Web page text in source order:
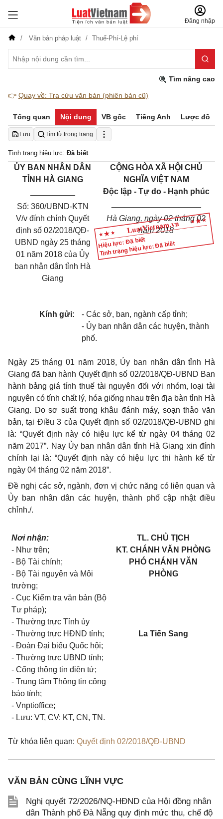
Đăng nhập
Văn bản pháp luật Thuế-Phí-Lệ phí
Tìm nâng cao
👉 Quay về: Tra cứu văn bản (phiên bản cũ)
Tổng quan Nội dung VB gốc Tiếng Anh Lược đồ
Lưu Tìm từ trong trang
Tình trạng hiệu lực: Đã biết
Hiệu lực: Đã biết
Tình trạng hiệu lực: Đã biết
ỦY BAN NHÂN DÂN
TỈNH HÀ GIANG
Số: 360/UBND-KTN
V/v đính chính Quyết
định số 02/2018/QĐ-
UBND ngày 25 tháng
01 năm 2018 của Ủy
ban nhân dân tỉnh Hà
Giang
CỘNG HÒA XÃ HỘI CHỦ
NGHĨA VIỆT NAM
Độc lập - Tự do - Hạnh phúc
Hà Giang, ngày 02 tháng 02
năm 2018
Kính gửi:
- Các sở, ban, ngành cấp tỉnh;
- Ủy ban nhân dân các huyện, thành
phố.
Ngày 25 tháng 01 năm 2018, Ủy ban nhân dân tỉnh Hà
Giang đã ban hành Quyết định số 02/2018/QĐ-UBND Ban
hành bảng giá tính thuế tài nguyên đối với nhóm, loại tài
nguyên có tính chất lý, hóa giống nhau trên địa bàn tỉnh Hà
Giang. Do sơ suất trong khâu đánh máy, soạn thảo văn
bản, tại Điều 3 của Quyết định số 02/2018/QĐ-UBND ghi
là: “Quyết định này có hiệu lực kể từ ngày 04 tháng 02
năm 2017”. Nay Ủy ban nhân dân tỉnh Hà Giang xin đính
chính lại là: “Quyết định này có hiệu lực thi hành kể từ
ngày 04 tháng 02 năm 2018”.
Đề nghị các sở, ngành, đơn vị chức năng có liên quan và
Ủy ban nhân dân các huyện, thành phố cập nhật điều
chỉnh./.
Nơi nhận:
- Như trên;
- Bộ Tài chính;
- Bộ Tài nguyên và Môi
trường;
- Cục Kiểm tra văn bản (Bộ
Tư pháp);
- Thường trực Tỉnh ủy
- Thường trực HĐND tỉnh;
- Đoàn Đại biểu Quốc hội;
- Thường trực UBND tỉnh;
- Cổng thông tin điện tử;
- Trung tâm Thông tin công
báo tỉnh;
- Vnptioffice;
- Lưu: VT, CV: KT, CN, TN.
TL. CHỦ TỊCH
KT. CHÁNH VĂN PHÒNG
PHÓ CHÁNH VĂN
PHÒNG
La Tiến Sang
Từ khóa liên quan: Quyết định 02/2018/QĐ-UBND
VĂN BẢN CÙNG LĨNH VỰC
Nghị quyết 72/2026/NQ-HĐND của Hội đồng nhân
dân Thành phố Đà Nẵng quy định mức thu, chế độ